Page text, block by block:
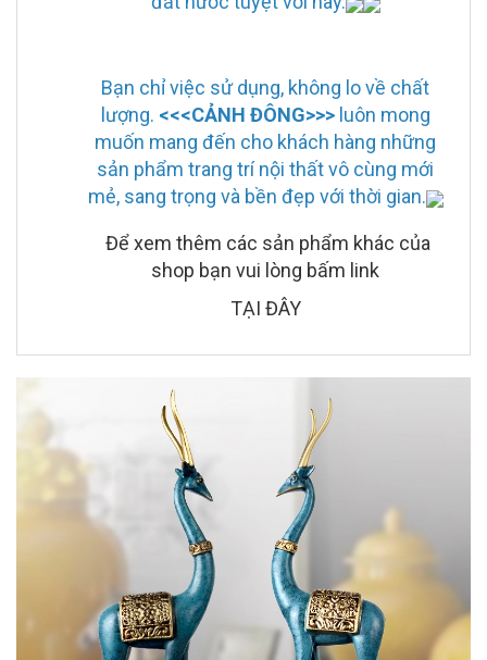
Bạn chỉ việc sử dụng, không lo về chất
lượng. <<<CẢNH ĐÔNG>>>luôn mong
muốn mang đến cho khách hàng những
sản phẩm trang trí nội thất vô cùng mới
mẻ, sang trọng và bền đẹp với thời gian.
Để xem thêm các sản phẩm khác của
shop bạn vui lòng bấm link
TẠI ĐÂY